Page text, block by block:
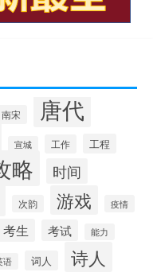
南宋 唐代
宣城 工作 工程
略 时间
次韵 游戏 疫情
考生 考试 能力
语 词人 诗人